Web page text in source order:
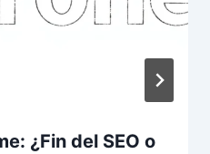
¿Fin del SEO o